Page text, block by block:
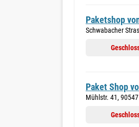
Paketshop
Schwabacher
Paket Shop
Mühlstr. 41,